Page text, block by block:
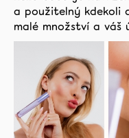
a použitelný kdekoli
malé množství a váš